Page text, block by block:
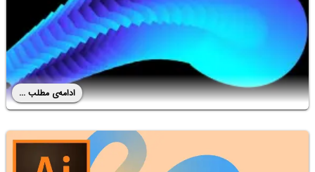
آموزش ایلوستریتور: نوشتن متن منحنی شکل با تغییر ملایم
رنگ ها
ادامه‌ی مطلب ...